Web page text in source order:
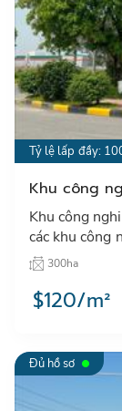
Tỷ lệ lấp đầy:
Khu công
Khu công
các khu công
nhất tỉnh Hà
Hà Nội…
300ha
$120/m²
Đủ hồ sơ